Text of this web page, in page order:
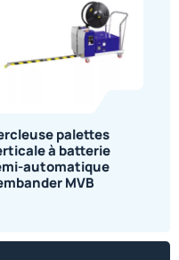
palettes
à batterie
automatique
MVB